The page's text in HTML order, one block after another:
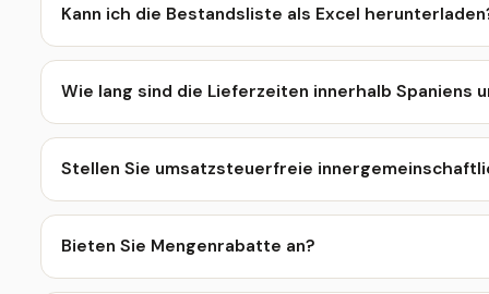
Kann ich die Bestandsliste als Excel
Wie lang sind die Lieferzeiten innerhalb Spaniens
Stellen Sie umsatzsteuerfreie
Bieten Sie Mengenrabatte an?